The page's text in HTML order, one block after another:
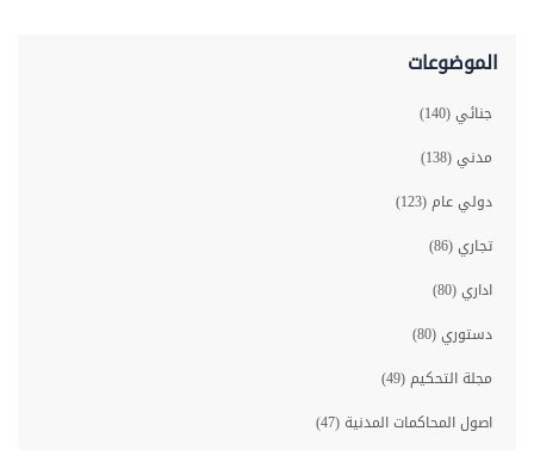
الموضوعات
جنائي (140)
مدني (138)
دولي عام (123)
تجاري (86)
اداري (80)
دستوري (80)
مجلة التحكيم (49)
اصول المحاكمات المدنية (47)